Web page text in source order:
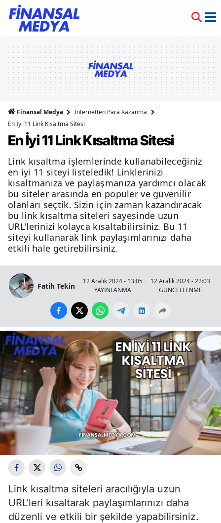
Finansal Medya
İnternetten Para Kazanma
En İyi 11 Link Kısaltma Sitesi
En İyi 11 Link Kısaltma Sitesi
Link kısaltma işlemlerinde kullanabileceğiniz
en iyi 11 siteyi listeledik! Linklerinizi
kısaltmanıza ve paylaşmanıza yardımcı olacak
bu siteler arasında en popüler ve güvenilir
olanları seçtik. Sizin için zaman kazandıracak
bu link kısaltma siteleri sayesinde uzun
URL'lerinizi kolayca kısaltabilirsiniz. Bu 11
siteyi kullanarak link paylaşımlarınızı daha
etkili hale getirebilirsiniz.
Fatih Tekin
12 Aralık 2024 - 13:05
YAYINLANMA
12 Aralık 2024 - 22:03
GÜNCELLENME
Link kısaltma siteleri aracılığıyla uzun
URL'leri kısaltarak paylaşımlarınızı daha
düzenli ve etkili bir şekilde yapabilirsiniz.